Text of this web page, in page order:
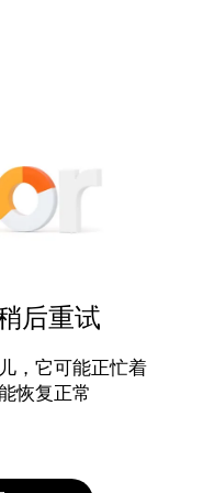
后重试
，它可能正忙着
恢复正常